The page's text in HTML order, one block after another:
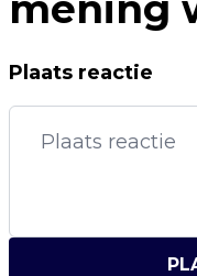
Plaats reactie